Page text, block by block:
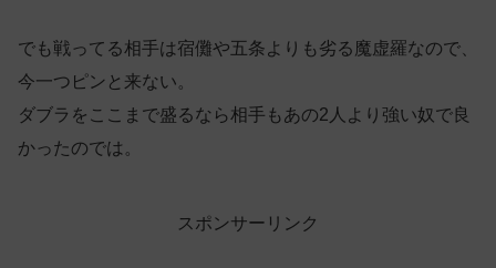
でも戦ってる相手は宿儺や五条よりも劣る魔虚羅なので、
今一つピンと来ない。
ダブラをここまで盛るなら相手もあの2人より強い奴で良
かったのでは。
スポンサーリンク